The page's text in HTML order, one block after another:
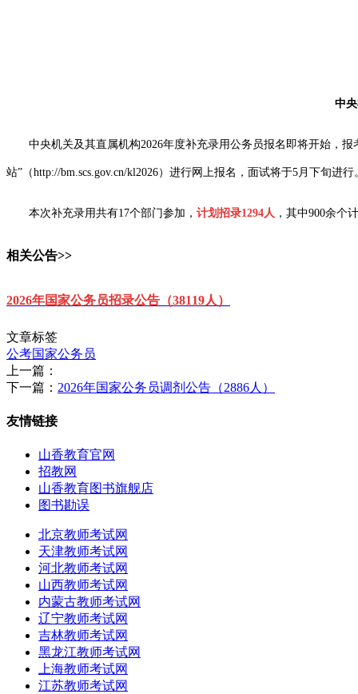
中
中央机关及其直属机构2026年度补充录用公务员报名即将开始，报
站”（http://bm.scs.gov.cn/kl2026）进行网上报名，面试将于5月下旬进行
本次补充录用共有17个部门参加， 计划招录1294人 ，其中900余个
相关公告>>
2026年国家公务员招录公告（38119人）
文章标签
公考国家公务员
上一篇：
下一篇： 2026年国家公务员调剂公告（2886人）
友情链接
山香教育官网
招教网
山香教育图书旗舰店
图书勘误
北京教师考试网
天津教师考试网
河北教师考试网
山西教师考试网
内蒙古教师考试网
辽宁教师考试网
吉林教师考试网
黑龙江教师考试网
上海教师考试网
江苏教师考试网